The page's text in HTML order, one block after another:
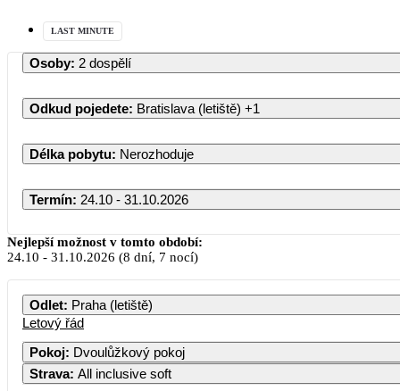
LAST MINUTE
Osoby: 2 dospělí
Odkud pojedete: Bratislava (letiště) +1
Délka pobytu: Nerozhoduje
Termín: 24.10 - 31.10.2026
Nejlepší možnost v tomto období:
24.10 - 31.10.2026 (8 dní, 7 nocí)
Odlet: Praha (letiště)
Letový řád
Pokoj: Dvoulůžkový pokoj
Strava: All inclusive soft